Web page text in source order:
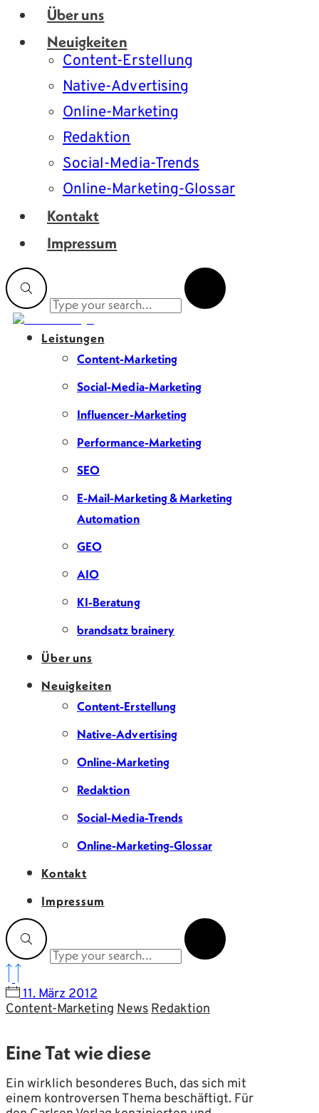
Über uns
Neuigkeiten
Content-Erstellung
Native-Advertising
Online-Marketing
Redaktion
Social-Media-Trends
Online-Marketing-Glossar
Kontakt
Impressum
Leistungen
Content-Marketing
Social-Media-Marketing
Influencer-Marketing
Performance-Marketing
SEO
E-Mail-Marketing & Marketing
Automation
GEO
AIO
KI-Beratung
brandsatz brainery
Über uns
Neuigkeiten
Content-Erstellung
Native-Advertising
Online-Marketing
Redaktion
Social-Media-Trends
Online-Marketing-Glossar
Kontakt
Impressum
11. März 2012
Content-Marketing NewsRedaktion
Eine Tat wie diese
Ein wirklich besonderes Buch, das sich mit
einem kontroversen Thema beschäftigt. Für